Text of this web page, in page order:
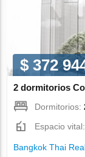
$ 372
2 dormitorios
Dormitorios:
Espacio
Bangkok Thai